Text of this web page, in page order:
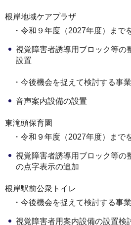
根岸地域ケアプラザ
・令和９年度（2027年度）まで
視覚障害者誘導用ブロック等の
設置
・今後機会を捉えて検討する事業
音声案内設備の設置
東滝頭保育園
・令和９年度（2027年度）まで
視覚障害者誘導用ブロック等の
の点字表示の追加
根岸駅前公衆トイレ
・今後機会を捉えて検討する事業
視覚障害者用案内設備の設置検